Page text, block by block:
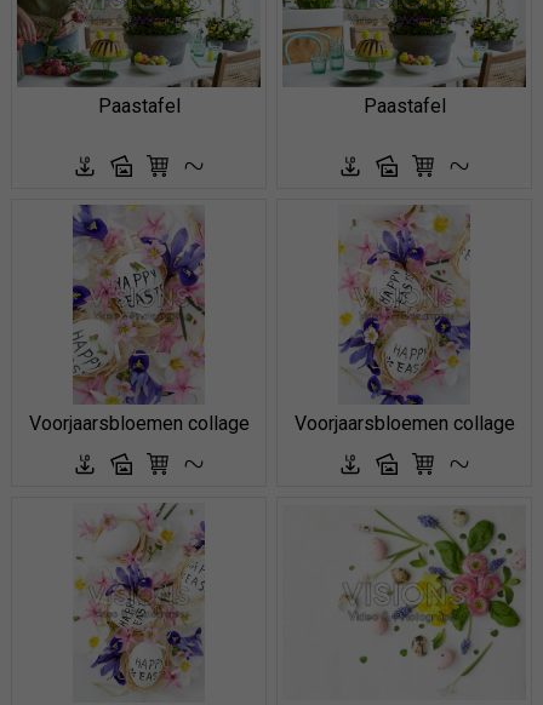
Paastafel Paastafel
Voorjaarsbloemen collage Voorjaarsbloemen collage